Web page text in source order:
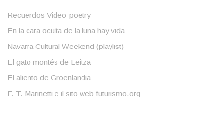
Recuerdos Video-poetry
En la cara oculta de la luna hay vida
Navarra Cultural Weekend (playlist)
El gato montés de Leitza
El aliento de Groenlandia
F. T. Marinetti e il sito web futurismo.org